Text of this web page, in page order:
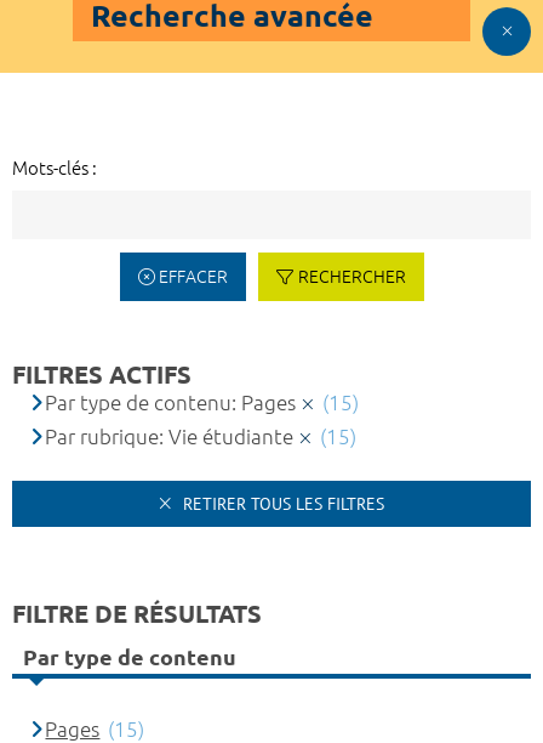
Recherche avancée
Mots-clés :
EFFACER RECHERCHER
FILTRES ACTIFS
Par type de contenu: Pages
(15)
Par rubrique: Vie étudiante
(15)
RETIRER TOUS LES FILTRES
FILTRE DE RÉSULTATS
Par type de contenu
Pages (15)